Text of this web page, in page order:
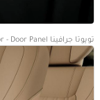
تويوتا جرافينا interior - Door Panel